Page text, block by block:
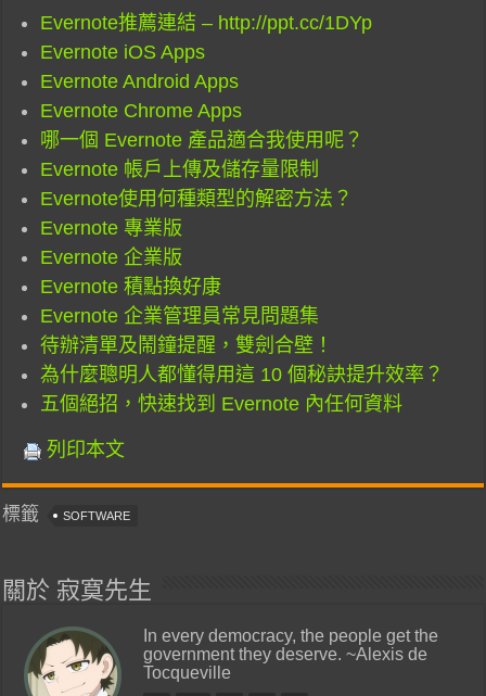
Evernote推薦連結 – http://ppt.cc/1DYp
Evernote iOS Apps
Evernote Android Apps
Evernote Chrome Apps
哪一個 Evernote 產品適合我使用呢？
Evernote 帳戶上傳及儲存量限制
Evernote使用何種類型的解密方法？
Evernote 專業版
Evernote 企業版
Evernote 積點換好康
Evernote 企業管理員常見問題集
待辦清單及鬧鐘提醒，雙劍合壁！
為什麼聰明人都懂得用這 10 個秘訣提升效率？
五個絕招，快速找到 Evernote 內任何資料
列印本文
標籤 SOFTWARE
關於 寂寞先生
In every democracy, the people get the
government they deserve. ~Alexis de
Tocqueville